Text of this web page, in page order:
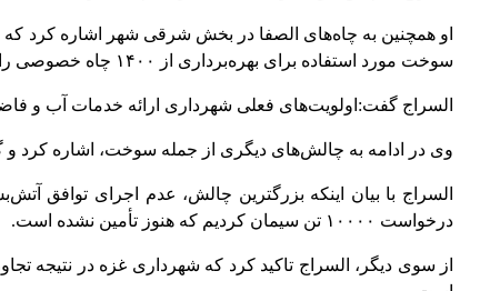
سوخت مورد استفاده برای بهره‌برداری از ۱۴۰۰ چاه خصوصی را افزایش دهیم، اگرچه مقدار لازم را تأمین نمی‌کنند.
السراج گفت:اولویت‌های فعلی شهرداری ارائه خدمات آب و
وی در ادامه به چالش‌های دیگری از جمله سوخت، اشاره کرد
السراج با بیان اینکه بزرگترین چالش، عدم اجرای توافق
درخواست ۱۰۰۰۰ تن سیمان کردیم که هنوز تأمین نشده است.